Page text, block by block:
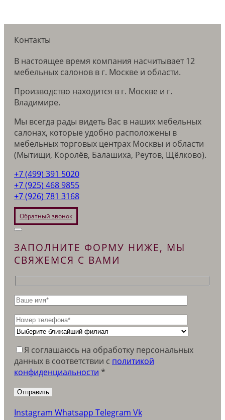
Контакты
В настоящее время компания насчитывает 12
мебельных салонов в г. Москве и области.
Производство находится в г. Москве и г.
Владимире.
Мы всегда рады видеть Вас в наших мебельных
салонах, которые удобно расположены в
мебельных торговых центрах Москвы и области
(Мытищи, Королёв, Балашиха, Реутов, Щёлково).
+7 (499) 391 5020
+7 (925) 468 9855
+7 (926) 781 3168
Обратный звонок
ЗАПОЛНИТЕ ФОРМУ НИЖЕ, МЫ
СВЯЖЕМСЯ С ВАМИ
Я соглашаюсь на обработку персональных
данных в соответствии c политикой
конфиденциальности *
Instagram Whatsapp Telegram Vk